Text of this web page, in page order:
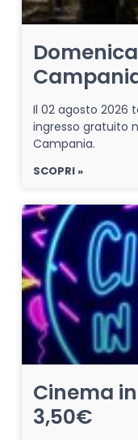
Il 02 agosto 2026
ingresso gratuito
Campania.
SCOPRI »
Cinema
3,50€